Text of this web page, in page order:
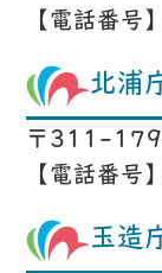
【電話番
北浦
〒311-
【電話番
玉造